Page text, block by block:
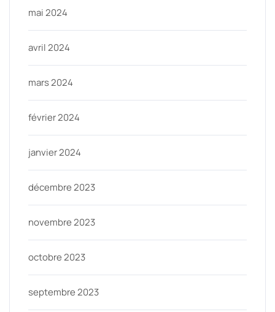
mai 2024
avril 2024
mars 2024
février 2024
janvier 2024
décembre 2023
novembre 2023
octobre 2023
septembre 2023